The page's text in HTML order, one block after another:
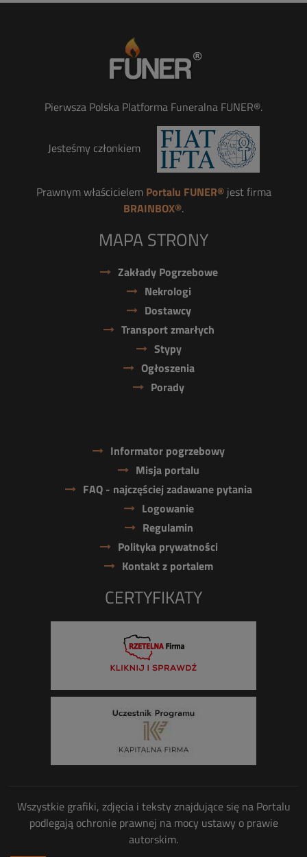
Pierwsza Polska Platforma Funeralna FUNER®.
Jesteśmy członkiem
Prawnym właścicielem Portalu FUNER®jest firma
BRAINBOX®.
MAPA STRONY
Zakłady Pogrzebowe
Nekrologi
Dostawcy
Transport zmarłych
Stypy
Ogłoszenia
Porady
Informator pogrzebowy
Misja portalu
FAQ - najczęściej zadawane pytania
Logowanie
Regulamin
Polityka prywatności
Kontakt z portalem
CERTYFIKATY
Wszystkie grafiki, zdjęcia i teksty znajdujące się na Portalu
podlegają ochronie prawnej na mocy ustawy o prawie
autorskim.